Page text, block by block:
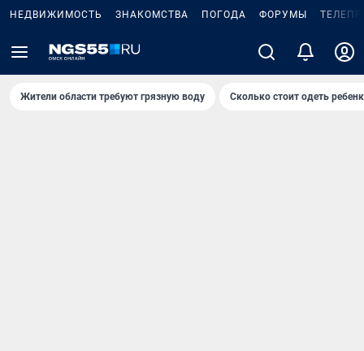
НЕДВИЖИМОСТЬ ЗНАКОМСТВА ПОГОДА ФОРУМЫ
Жители области требуют грязную воду Сколько стоит одеть